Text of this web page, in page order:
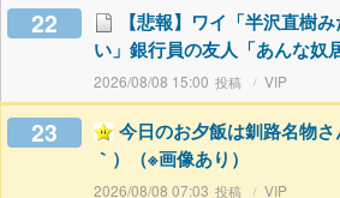
22
【悲報】ワイ「半沢直樹
い」銀行員の友人「あんな奴
2026/08/08 15:00 VIP
23
今日のお夕飯は釧路名物さ
｀）（※画像あり）
2026/08/08 07:03 VIP